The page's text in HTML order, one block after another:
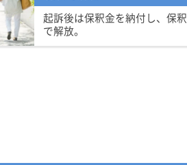
起訴後は保釈金を納付し、保釈
で解放。